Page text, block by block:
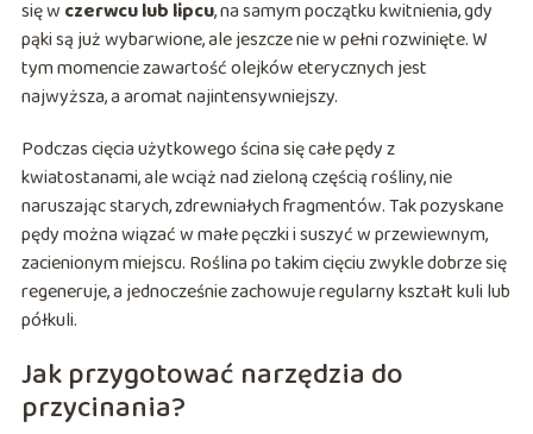
się w czerwcu lub lipcu, na samym początku kwitnienia, gdy
pąki są już wybarwione, ale jeszcze nie w pełni rozwinięte. W
tym momencie zawartość olejków eterycznych jest
najwyższa, a aromat najintensywniejszy.
Podczas cięcia użytkowego ścina się całe pędy z
kwiatostanami, ale wciąż nad zieloną częścią rośliny, nie
naruszając starych, zdrewniałych fragmentów. Tak pozyskane
pędy można wiązać w małe pęczki i suszyć w przewiewnym,
zacienionym miejscu. Roślina po takim cięciu zwykle dobrze się
regeneruje, a jednocześnie zachowuje regularny kształt kuli lub
półkuli.
Jak przygotować narzędzia do
przycinania?